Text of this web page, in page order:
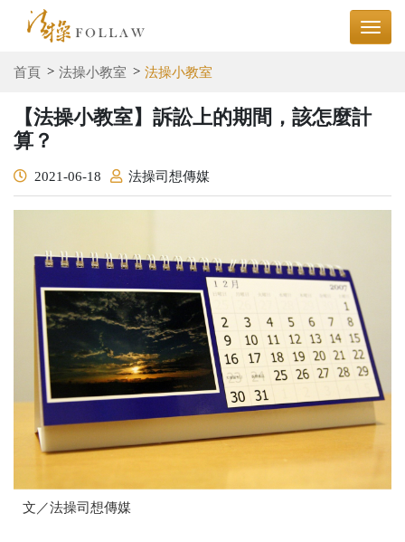
首頁 法操小教室 法操小教室
【法操小教室】訴訟上的期間，該怎麼計
算？
2021-06-18 法操司想傳媒
文／法操司想傳媒